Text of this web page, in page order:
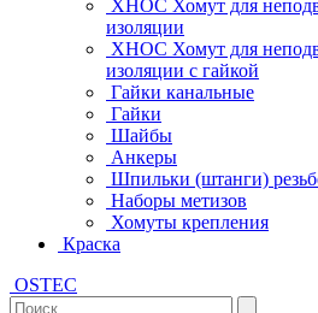
ХНОС Хомут для
изоляции
ХНОС Хомут для
изоляции с гайкой
Гайки канальные
Гайки
Шайбы
Анкеры
Шпильки (штанги)
Наборы метизов
Хомуты крепления
Краска
OSTEC